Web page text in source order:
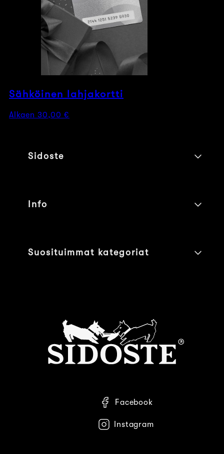
Sähköinen lahjakortti
Normaalihinta
Alkaen 30,00 €
Sidoste
Info
Suosituimmat kategoriat
Facebook
Instagram